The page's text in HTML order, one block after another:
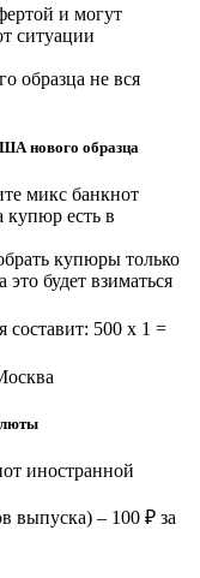
и могут
ситуации
нового образца
микс банкнот
купюр есть в
купюры только
будет взиматься
500 х 1 =
иностранной
выпуска) – 100 ₽ за